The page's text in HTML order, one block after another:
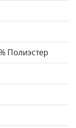
Полиэстер